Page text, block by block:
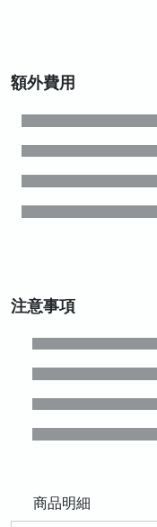
額外費用
注意事項
商品明細